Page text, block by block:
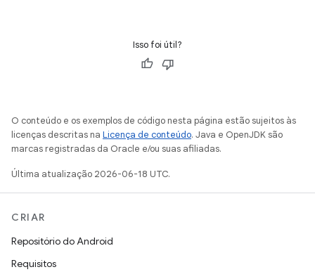
Isso foi útil?
O conteúdo e os exemplos de código nesta página estão sujeitos às
licenças descritas na Licença de conteúdo. Java e OpenJDK são
marcas registradas da Oracle e/ou suas afiliadas.
Última atualização 2026-06-18 UTC.
CRIAR
Repositório do Android
Requisitos